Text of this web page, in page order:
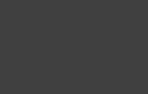
ett romantiskt hotell med
blommor, örter och